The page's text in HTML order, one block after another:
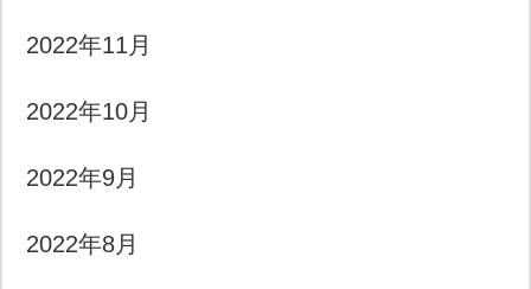
2022年11月
2022年10月
2022年9月
2022年8月